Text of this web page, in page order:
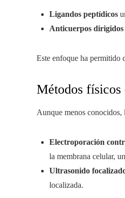
Ligandos peptídicos
Anticuerpos dirigidos
Este enfoque ha permitido
Métodos físicos
Aunque menos conocidos,
Electroporación
la membrana celular,
Ultrasonido
localizada.